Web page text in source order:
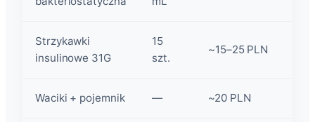
Strzykawki
insulinowe 31G
15
szt.
~15–25 PLN
Waciki + pojemnik — ~20 PLN